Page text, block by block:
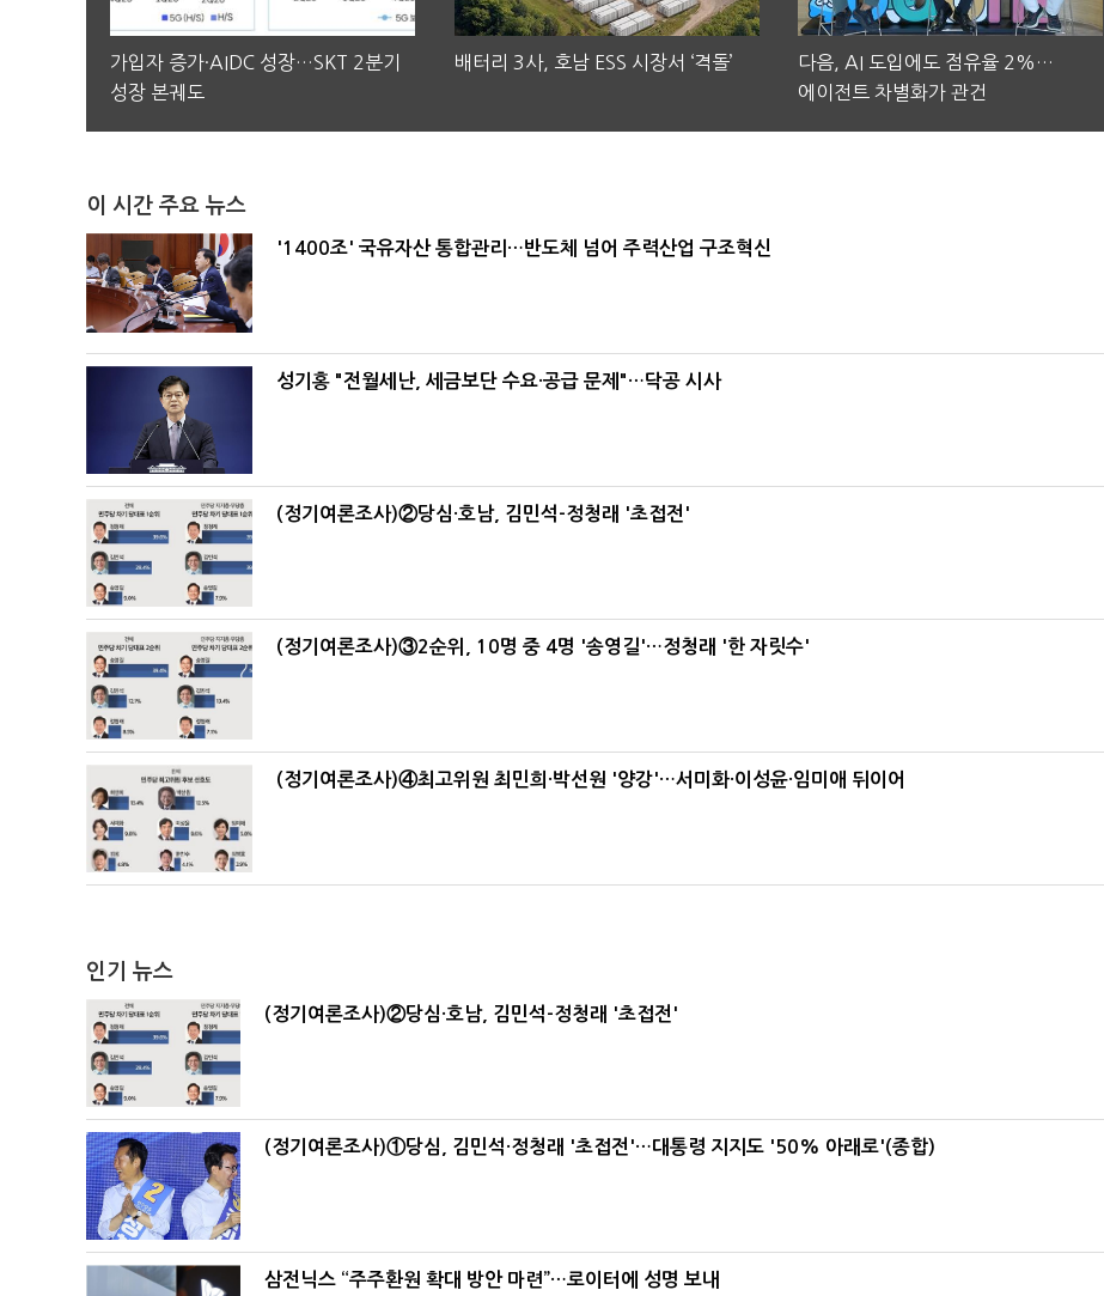
가입자 증가·AIDC 성장…SKT 2분기
성장 본궤도
배터리 3사, 호남 ESS 시장서 ‘격돌’
다음, AI 도입에도 점유율 2%…
에이전트 차별화가 관건
이 시간 주요 뉴스
'1400조' 국유자산 통합관리…반도체 넘어 주력산업 구조혁신
성기홍 "전월세난, 세금보단 수요·공급 문제"…닥공 시사
(정기여론조사)②당심·호남, 김민석-정청래 '초접전'
(정기여론조사)③2순위, 10명 중 4명 '송영길'…정청래 '한 자릿수'
(정기여론조사)④최고위원 최민희·박선원 '양강'…서미화·이성윤·임미애 뒤이어
인기 뉴스
(정기여론조사)②당심·호남, 김민석-정청래 '초접전'
(정기여론조사)①당심, 김민석·정청래 '초접전'…대통령 지지도 '50% 아래로'(종합)
삼전닉스 “주주환원 확대 방안 마련”…로이터에 성명 보내